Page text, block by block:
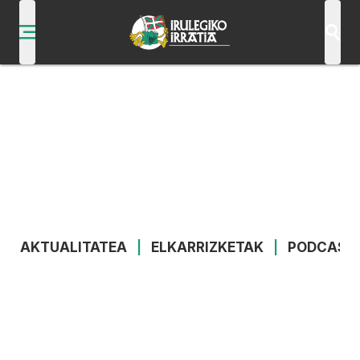
AKTUALITATEA ELKARRIZKETAK